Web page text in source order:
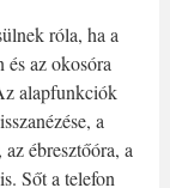
róla, ha a
az okosóra
alapfunkciók
a
ébresztőóra, a
Sőt a telefon